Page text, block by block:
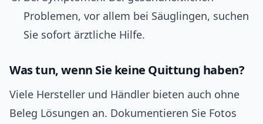
Problemen, vor allem bei Säuglingen, suchen
Sie sofort ärztliche Hilfe.
Was tun, wenn Sie keine Quittung haben?
Viele Hersteller und Händler bieten auch ohne
Beleg Lösungen an. Dokumentieren Sie Fotos